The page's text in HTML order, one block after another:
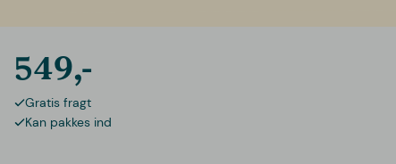
549,-
Gratis fragt
Kan pakkes ind